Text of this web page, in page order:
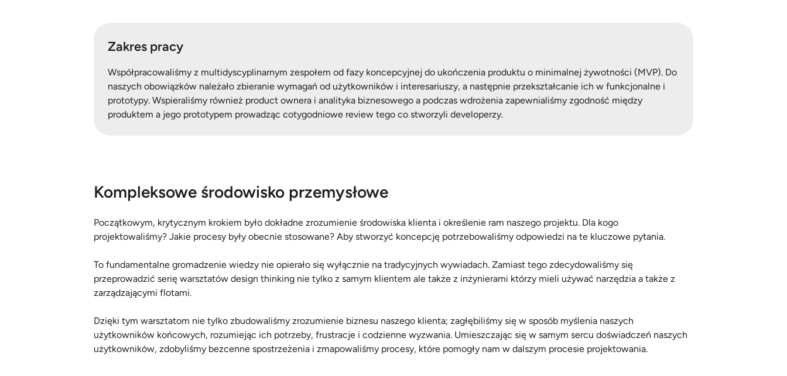
Zakres pracy
Współpracowaliśmy z multidyscyplinarnym zespołem od fazy koncepcyjnej do ukończenia produktu o minimalnej żywotności (MVP). Do
naszych obowiązków należało zbieranie wymagań od użytkowników i interesariuszy, a następnie przekształcanie ich w funkcjonalne i
prototypy. Wspieraliśmy również product ownera i analityka biznesowego a podczas wdrożenia zapewnialiśmy zgodność między
produktem a jego prototypem prowadząc cotygodniowe review tego co stworzyli developerzy.
Kompleksowe środowisko przemysłowe
Początkowym, krytycznym krokiem było dokładne zrozumienie środowiska klienta i określenie ram naszego projektu. Dla kogo
projektowaliśmy? Jakie procesy były obecnie stosowane? Aby stworzyć koncepcję potrzebowaliśmy odpowiedzi na te kluczowe pytania.
To fundamentalne gromadzenie wiedzy nie opierało się wyłącznie na tradycyjnych wywiadach. Zamiast tego zdecydowaliśmy się
przeprowadzić serię warsztatów design thinking nie tylko z samym klientem ale także z inżynierami którzy mieli używać narzędzia a także z
zarządzającymi flotami.
Dzięki tym warsztatom nie tylko zbudowaliśmy zrozumienie biznesu naszego klienta; zagłębiliśmy się w sposób myślenia naszych
użytkowników końcowych, rozumiejąc ich potrzeby, frustracje i codzienne wyzwania. Umieszczając się w samym sercu doświadczeń naszych
użytkowników, zdobyliśmy bezcenne spostrzeżenia i zmapowaliśmy procesy, które pomogły nam w dalszym procesie projektowania.